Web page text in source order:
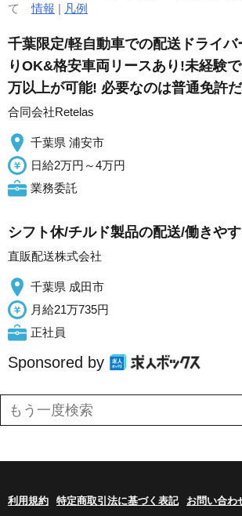
て情報 | 凡例
千葉限定/軽自動車での配送ドライ
りOK&格安車両リースあり!未経験
万以上が可能! 必要なのは普通免許
合同会社Retelas
千葉県 浦安市
日給2万円～4万円
業務委託
シフト休/チルド製品の配送/働きや
直販配送株式会社
千葉県 成田市
月給21万735円
正社員
Sponsored by
利用規約 特定商取引法に基づく表記 お問い合わ